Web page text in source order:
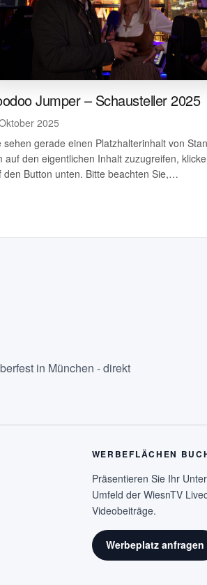
Jumper – Schausteller 2025
2025
sehen gerade einen Platzhalterinhalt von
auf den eigentlichen Inhalt zuzugreifen,
den Button unten. Bitte beachten Sie,…
in München - direkt
WERBEFLÄCHEN
Präsentieren Sie Ihr
Umfeld der WiesnTV
Videobeiträge.
Werbeplatz anfragen